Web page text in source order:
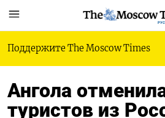
Поддержите The Moscow Times
Ангола
туристов из